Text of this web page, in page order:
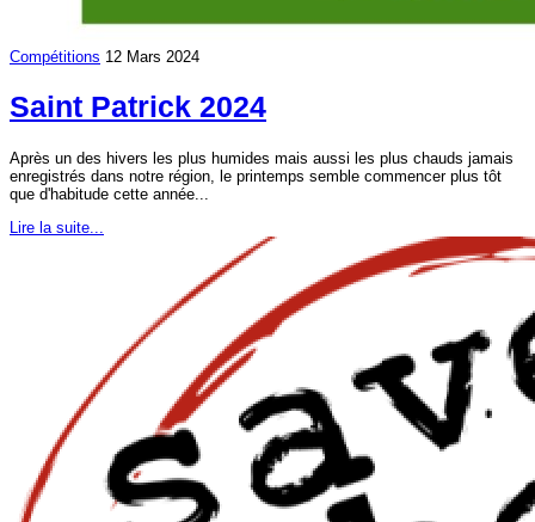
Compétitions 12 Mars 2024
Saint Patrick 2024
Après un des hivers les plus humides mais aussi les plus chauds jamais
enregistrés dans notre région, le printemps semble commencer plus tôt
que d'habitude cette année...
Lire la suite...